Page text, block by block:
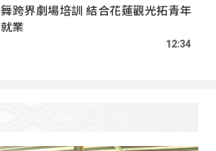
舞跨界劇場培訓 結合花蓮觀光拓青年
就業
12:34